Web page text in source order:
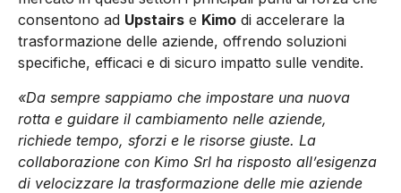
consentono ad Upstairs e Kimo di accelerare la
trasformazione delle aziende, offrendo soluzioni
specifiche, efficaci e di sicuro impatto sulle vendite.
«Da sempre sappiamo che impostare una nuova
rotta e guidare il cambiamento nelle aziende,
richiede tempo, sforzi e le risorse giuste. La
collaborazione con Kimo Srl ha risposto all’esigenza
di velocizzare la trasformazione delle mie aziende